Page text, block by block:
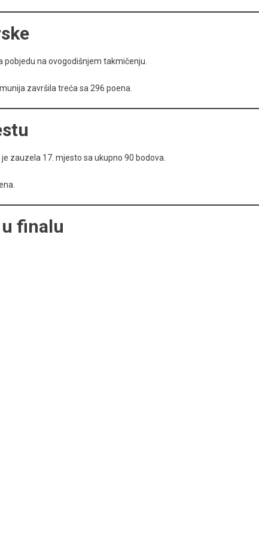
pobjedu na ovogodišnjem takmičenju.
završila treća sa 296 poena.
zauzela 17. mjesto sa ukupno 90 bodova.
finalu